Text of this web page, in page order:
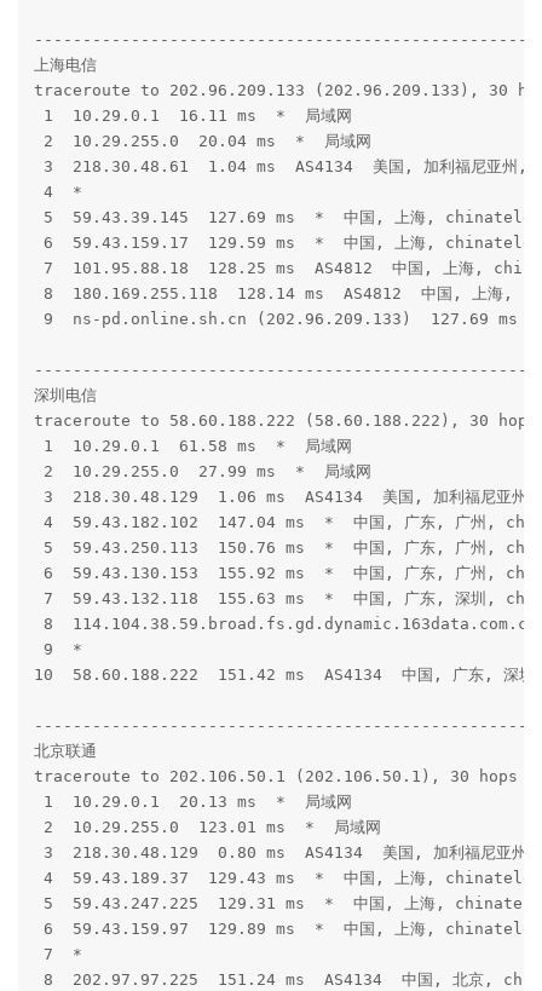
上海电信
traceroute to 202.96.209.133 (202.96.209.133), 30
1  10.29.0.1  16.11 ms  *  局域网
2  10.29.255.0  20.04 ms  *  局域网
3  218.30.48.61  1.04 ms  AS4134  美国, 加利福尼亚州,
4  *
5  59.43.39.145  127.69 ms  *  中国, 上海,
6  59.43.159.17  129.59 ms  *  中国, 上海,
7  101.95.88.18  128.25 ms  AS4812  中国, 上海,
8  180.169.255.118  128.14 ms  AS4812  中国, 上海,
9  ns-pd.online.sh.cn (202.96.209.133)  127.69 ms
深圳电信
traceroute to 58.60.188.222 (58.60.188.222), 30
1  10.29.0.1  61.58 ms  *  局域网
2  10.29.255.0  27.99 ms  *  局域网
3  218.30.48.129  1.06 ms  AS4134  美国, 加利福尼亚州
4  59.43.182.102  147.04 ms  *  中国, 广东, 广州,
5  59.43.250.113  150.76 ms  *  中国, 广东, 广州,
6  59.43.130.153  155.92 ms  *  中国, 广东, 广州,
7  59.43.132.118  155.63 ms  *  中国, 广东, 深圳,
8
9  *
10  58.60.188.222  151.42 ms  AS4134  中国, 广东, 深
北京联通
traceroute to 202.106.50.1 (202.106.50.1), 30 hops
1  10.29.0.1  20.13 ms  *  局域网
2  10.29.255.0  123.01 ms  *  局域网
3  218.30.48.129  0.80 ms  AS4134  美国, 加利福尼亚州
4  59.43.189.37  129.43 ms  *  中国, 上海,
5  59.43.247.225  129.31 ms  *  中国, 上海,
6  59.43.159.97  129.89 ms  *  中国, 上海,
7  *
8  202.97.97.225  151.24 ms  AS4134  中国, 北京,